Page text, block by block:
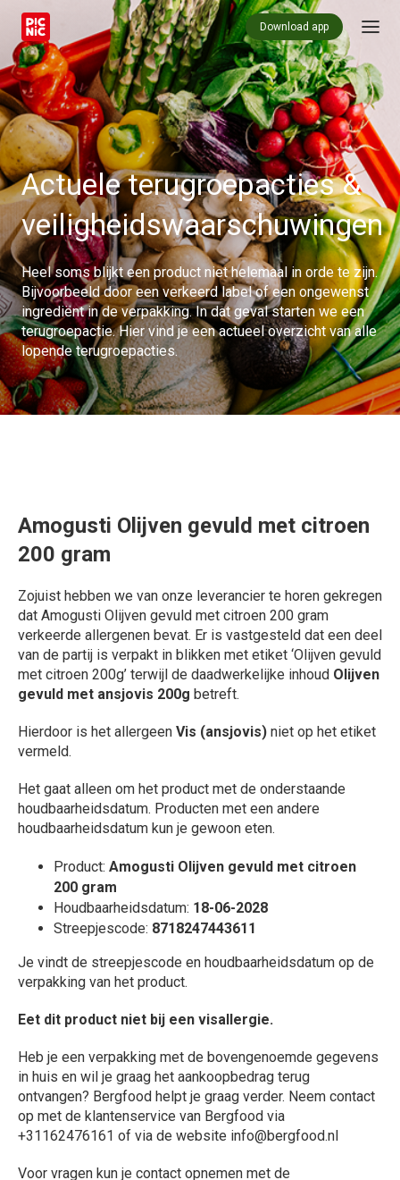
Download app
Actuele terugroepacties &
veiligheidswaarschuwingen
Heel soms blijkt een product niet helemaal in orde te zijn.
Bijvoorbeeld door een verkeerd label of een ongewenst
ingrediënt in de verpakking. In dat geval starten we een
terugroepactie. Hier vind je een actueel overzicht van alle
lopende terugroepacties.
Amogusti Olijven gevuld met citroen
200 gram
Zojuist hebben we van onze leverancier te horen gekregen
dat Amogusti Olijven gevuld met citroen 200 gram
verkeerde allergenen bevat. Er is vastgesteld dat een deel
van de partij is verpakt in blikken met etiket ‘Olijven gevuld
met citroen 200g’ terwijl de daadwerkelijke inhoud Olijven
gevuld met ansjovis 200g betreft.
Hierdoor is het allergeen Vis (ansjovis) niet op het etiket
vermeld.
Het gaat alleen om het product met de onderstaande
houdbaarheidsdatum. Producten met een andere
houdbaarheidsdatum kun je gewoon eten.
Product: Amogusti Olijven gevuld met citroen
200 gram
Houdbaarheidsdatum: 18-06-2028
Streepjescode: 8718247443611
Je vindt de streepjescode en houdbaarheidsdatum op de
verpakking van het product.
Eet dit product niet bij een visallergie.
Heb je een verpakking met de bovengenoemde gegevens
in huis en wil je graag het aankoopbedrag terug
ontvangen? Bergfood helpt je graag verder. Neem contact
op met de klantenservice van Bergfood via
+31162476161 of via de website info@bergfood.nl
Voor vragen kun je contact opnemen met de